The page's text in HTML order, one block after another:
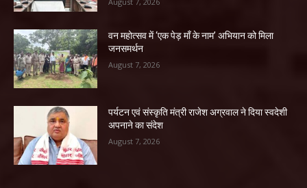
वन महोत्सव में ‘एक पेड़ माँ के नाम’ अभियान को मिला
जनसमर्थन
August 7, 2026
पर्यटन एवं संस्कृति मंत्री राजेश अग्रवाल ने दिया स्वदेशी
अपनाने का संदेश
August 7, 2026